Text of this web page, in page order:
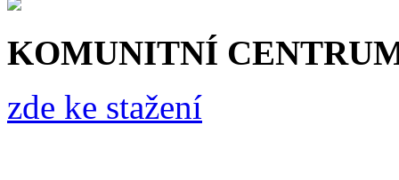
KOMUNITNÍ
zde ke stažení